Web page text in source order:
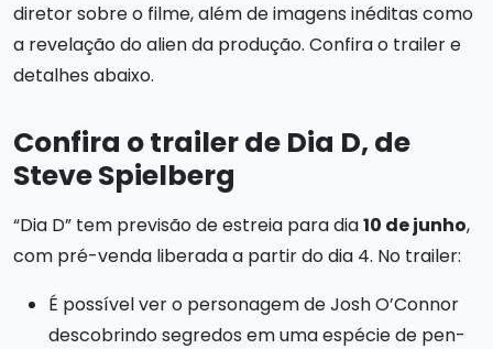
diretor sobre o filme, além de imagens inéditas como
a revelação do alien da produção. Confira o trailer e
detalhes abaixo.
Confira o trailer de Dia D, de
Steve Spielberg
“Dia D” tem previsão de estreia para dia10 de junho,
com pré-venda liberada a partir do dia 4. No trailer:
É possível ver o personagem de Josh O’Connor
descobrindo segredos em uma espécie de pen-